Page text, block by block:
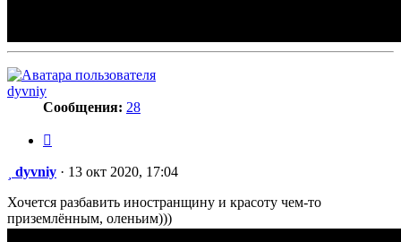
dyvniy
Сообщения: 28
Сообщение
dyvniy · 13 окт 2020, 17:04
Хочется разбавить иностранщину и красоту чем-то
приземлённым, оленьим)))